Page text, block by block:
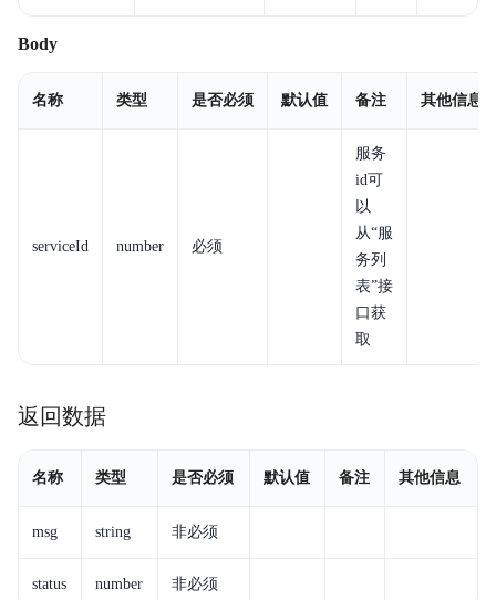
Body
名称 类型 是否必须 默认值 备注 其他信息
serviceId number 必须
服务
id可
以
从“服
务列
表”接
口获
取
返回数据
名称 类型 是否必须 默认值 备注 其他信息
msg string 非必须
status number 非必须